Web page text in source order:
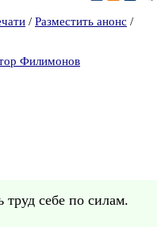
/ Разместить анонс /
Филимонов
себе по силам.